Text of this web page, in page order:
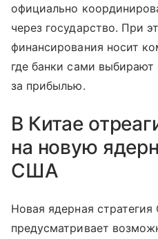
официально
через государство. При
финансирования носит
где банки сами выбирают
за прибылью.
В Китае
на новую
США
Новая ядерная
предусматривает